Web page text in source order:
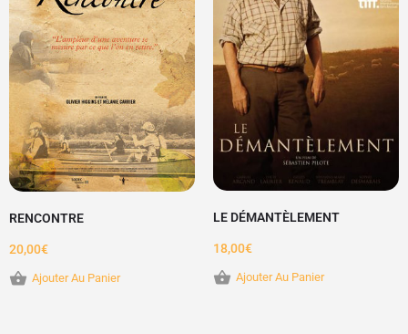
RENCONTRE
20,00€
Ajouter Au Panier
LE DÉMANTÈLEMENT
18,00€
Ajouter Au Panier